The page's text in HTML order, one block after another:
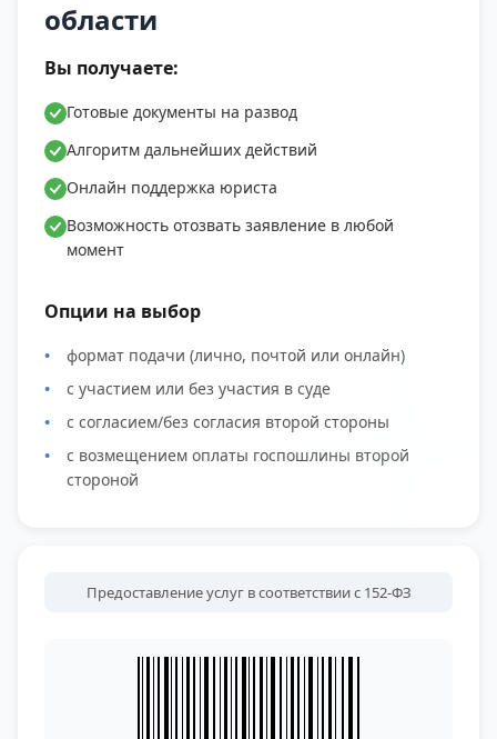
области
Вы получаете:
Готовые документы на развод
Алгоритм дальнейших действий
Онлайн поддержка юриста
Возможность отозвать заявление в любой
момент
Опции на выбор
формат подачи (лично, почтой или онлайн)
с участием или без участия в суде
с согласием/без согласия второй стороны
с возмещением оплаты госпошлины второй
стороной
Предоставление услуг в соответствии с 152-ФЗ